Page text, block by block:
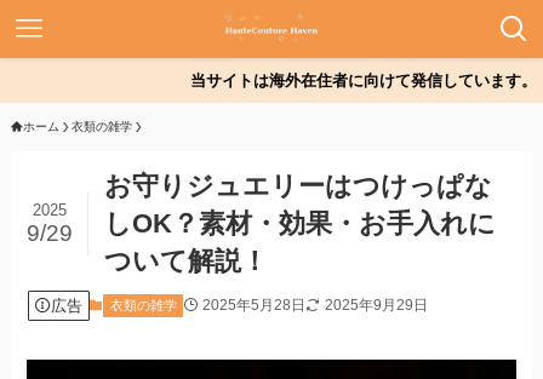
当サイトは海外在住者に向けて発信しています。
ホーム 衣類の雑学
お守りジュエリーはつけっぱな
しOK？素材・効果・お手入れに
ついて解説！
2025
9/29
広告 衣類の雑学 2025年5月28日 2025年9月29日